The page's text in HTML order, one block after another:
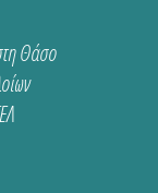
Θάσο